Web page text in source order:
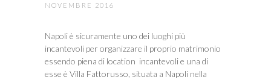
NOVEMBRE 2016
Napoli è sicuramente uno dei luoghi più
incantevoli per organizzare il proprio matrimonio
essendo piena di location incantevoli e una di
esse è Villa Fattorusso, situata a Napoli nella